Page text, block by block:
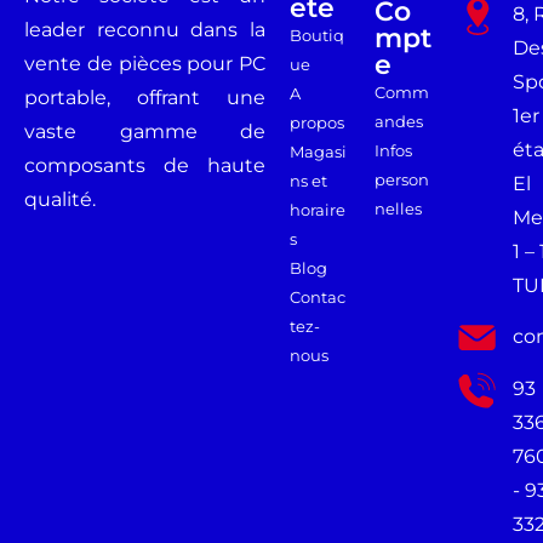
leader reconnu dans la
vente de pièces pour PC
portable, offrant une
vaste gamme de
composants de haute
qualité.
Ete
Boutiq
ue
A
propos
Magasi
ns et
horaire
s
Blog
Contac
tez-
nous
Co
Mpt
E
Comm
andes
Infos
person
nelles
8,
1er
El
1 –
93
-